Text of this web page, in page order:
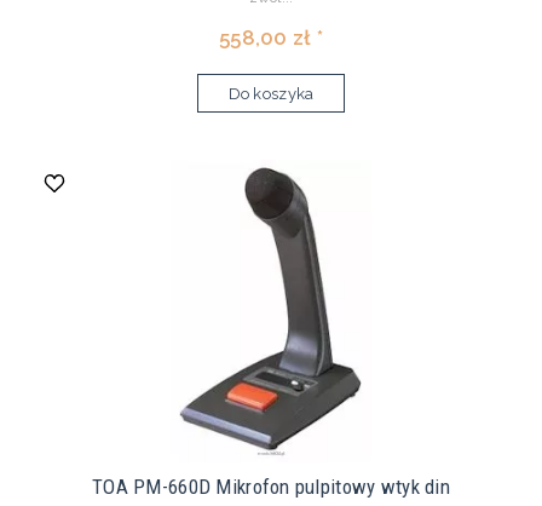
558,00 zł *
Do koszyka
TOA PM-660D Mikrofon pulpitowy wtyk din